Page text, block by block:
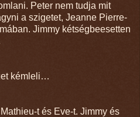
Peter nem tudja mit
a szigetet, Jeanne Pierre-
Jimmy kétségbeesetten
kémleli…
t és Eve-t. Jimmy és